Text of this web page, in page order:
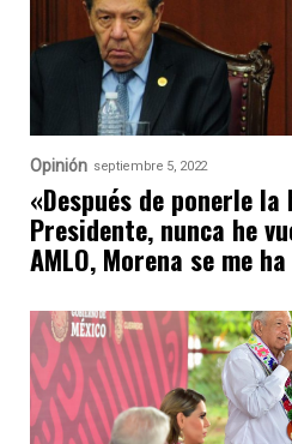
Opinión septiembre 5, 2022
«Después de ponerle la
Presidente, nunca he
AMLO, Morena se me